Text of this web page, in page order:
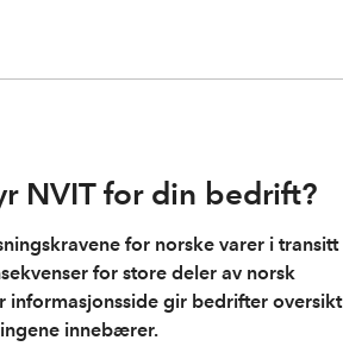
NVIT for din bedrift?
for norske varer i transitt
for store deler av norsk
informasjonsside gir bedrifter oversikt
innebærer.